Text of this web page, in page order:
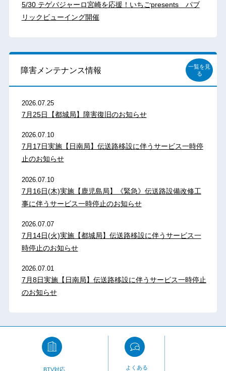
5/30 テゲバジャーロ宮崎を応援！いちごpresents パブ
リックビューイング開催
障害メンテナンス情報
一覧を見
る
2026.07.25
7月25日【都城局】障害復旧のお知らせ
2026.07.10
7月17日実施【日南局】伝送路移設に伴うサービス一時停
止のお知らせ
2026.07.10
7月16日(木)実施【鹿児島局】《緊急》伝送路設備改修工
事に伴うサービス一時停止のお知らせ
2026.07.07
7月14日(火)実施【都城局】伝送路移設に伴うサービス一
時停止のお知らせ
2026.07.01
7月8日実施【日南局】伝送路移設に伴うサービス一時停止
のお知らせ
BTV対応
よくある